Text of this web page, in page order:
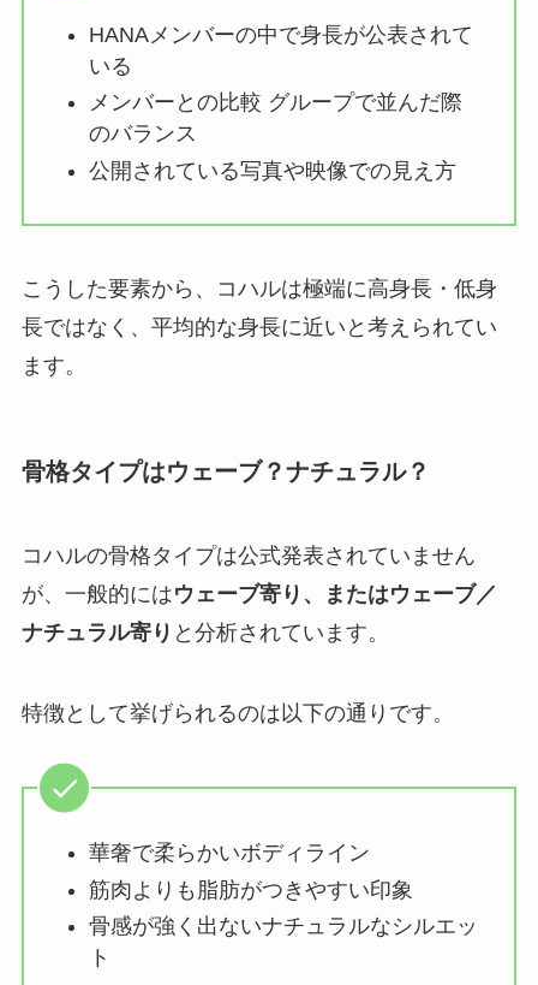
HANAメンバーの中で身長が公表されて
いる
メンバーとの比較 グループで並んだ際
のバランス
公開されている写真や映像での見え方
こうした要素から、コハルは極端に高身長・低身
長ではなく、平均的な身長に近いと考えられてい
ます。
骨格タイプはウェーブ？ナチュラル？
コハルの骨格タイプは公式発表されていません
が、一般的にはウェーブ寄り、またはウェーブ／
ナチュラル寄り と分析されています。
特徴として挙げられるのは以下の通りです。
華奢で柔らかいボディライン
筋肉よりも脂肪がつきやすい印象
骨感が強く出ないナチュラルなシルエッ
ト